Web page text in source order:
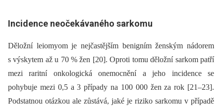
Incidence neočekávaného sarkomu
Děložní leiomyom je nejčastějším benigním ženským nádorem
s výskytem až u 70 % žen [20]. Oproti tomu děložní sarkom patří
mezi raritní onkologická onemocnění a jeho incidence se
pohybuje mezi 0,5 a 3 případy na 100 000 žen za rok [21–23].
Podstatnou otázkou ale zůstává, jaké je riziko sarkomu v případě